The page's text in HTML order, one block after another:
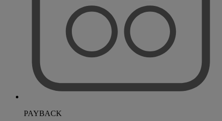
PAYBACK